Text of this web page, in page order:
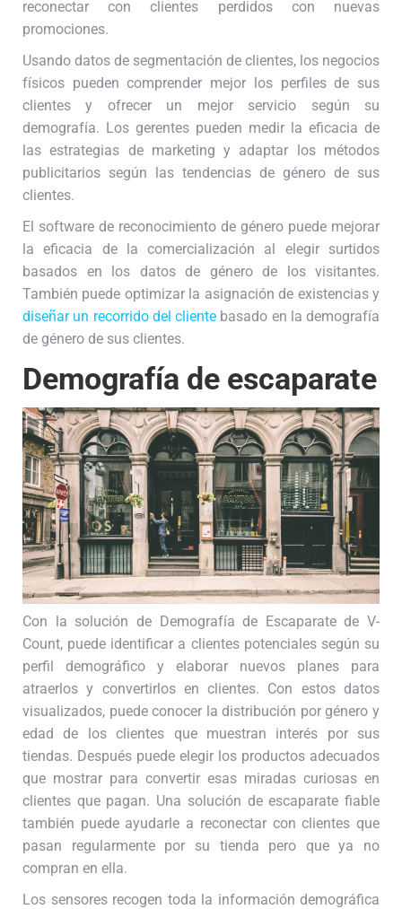
reconectar con clientes perdidos con nuevas
promociones.
Usando datos de segmentación de clientes, los negocios
físicos pueden comprender mejor los perfiles de sus
clientes y ofrecer un mejor servicio según su
demografía. Los gerentes pueden medir la eficacia de
las estrategias de marketing y adaptar los métodos
publicitarios según las tendencias de género de sus
clientes.
El software de reconocimiento de género puede mejorar
la eficacia de la comercialización al elegir surtidos
basados en los datos de género de los visitantes.
También puede optimizar la asignación de existencias y
diseñar un recorrido del cliente basado en la demografía
de género de sus clientes.
Demografía de escaparate
Con la solución de Demografía de Escaparate de V-
Count, puede identificar a clientes potenciales según su
perfil demográfico y elaborar nuevos planes para
atraerlos y convertirlos en clientes. Con estos datos
visualizados, puede conocer la distribución por género y
edad de los clientes que muestran interés por sus
tiendas. Después puede elegir los productos adecuados
que mostrar para convertir esas miradas curiosas en
clientes que pagan. Una solución de escaparate fiable
también puede ayudarle a reconectar con clientes que
pasan regularmente por su tienda pero que ya no
compran en ella.
Los sensores recogen toda la información demográfica